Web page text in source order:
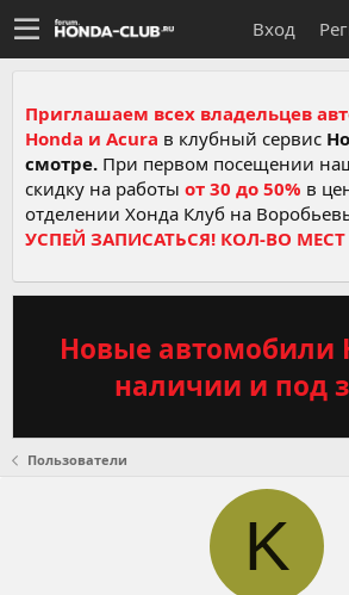
Вход
Приглашаем всех владельцев
Honda и Acura в клубный сервис
смотре. При первом посещении
скидку на работы от 30 до 50% в
отделении Хонда Клуб на
УСПЕЙ ЗАПИСАТЬСЯ! КОЛ-ВО
Новые автомобили
наличии и под
Пользователи
K